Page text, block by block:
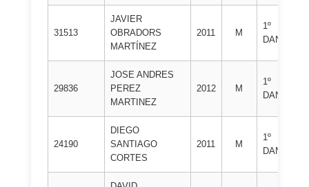
31513
JAVIER
OBRADORS
MARTÍNEZ
2011 M
1º
DAN
29836
JOSE ANDRES
PEREZ
MARTINEZ
2012 M
1º
DAN
24190
DIEGO
SANTIAGO
CORTES
2011 M
1º
DAN